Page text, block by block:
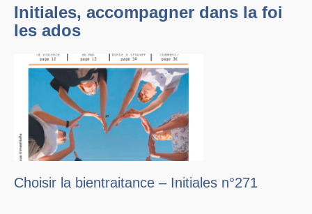
Initiales, accompagner dans la foi
les ados
Choisir la bientraitance – Initiales n°271